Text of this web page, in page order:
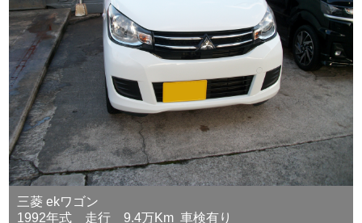
三菱 ekワゴン
1992年式 走行 9.4万Km 車検有り